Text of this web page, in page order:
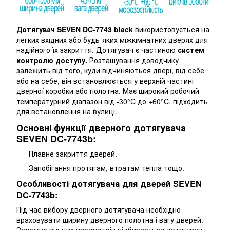
Дотягувач SEVEN DC-7743 black використовується на
легких вхідних або будь-яких міжкімнатних дверях для
надійного їх закриття. Дотягувач є частиною систем
контролю доступу. Розташування доводчику
залежить від того, куди відчиняються двері, від себе
або на себе, він встановлюється у верхній частині
дверної коробки або полотна. Має широкий робочий
температурний діапазон від -30°C до +60°C, підходить
для встановлення на вулиці.
Основні функції дверного дотягувача
SEVEN DC-7743b:
Плавне закриття дверей.
Запобігання протягам, втратам тепла тощо.
Особливості дотягувача для дверей SEVEN
DC-7743b:
Під час вибору дверного дотягувача необхідно
враховувати ширину дверного полотна і вагу дверей.